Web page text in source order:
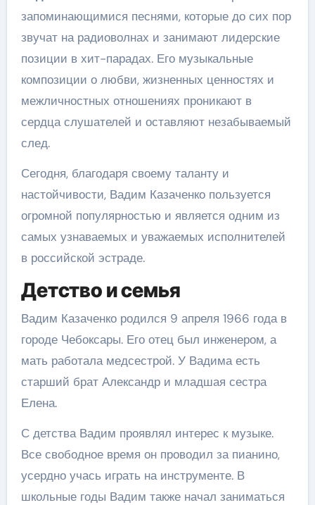
запоминающимися песнями, которые до сих пор
звучат на радиоволнах и занимают лидерские
позиции в хит-парадах. Его музыкальные
композиции о любви, жизненных ценностях и
межличностных отношениях проникают в
сердца слушателей и оставляют незабываемый
след.
Сегодня, благодаря своему таланту и
настойчивости, Вадим Казаченко пользуется
огромной популярностью и является одним из
самых узнаваемых и уважаемых исполнителей
в российской эстраде.
Детство и семья
Вадим Казаченко родился 9 апреля 1966 года в
городе Чебоксары. Его отец был инженером, а
мать работала медсестрой. У Вадима есть
старший брат Александр и младшая сестра
Елена.
С детства Вадим проявлял интерес к музыке.
Все свободное время он проводил за пианино,
усердно учась играть на инструменте. В
школьные годы Вадим также начал заниматься